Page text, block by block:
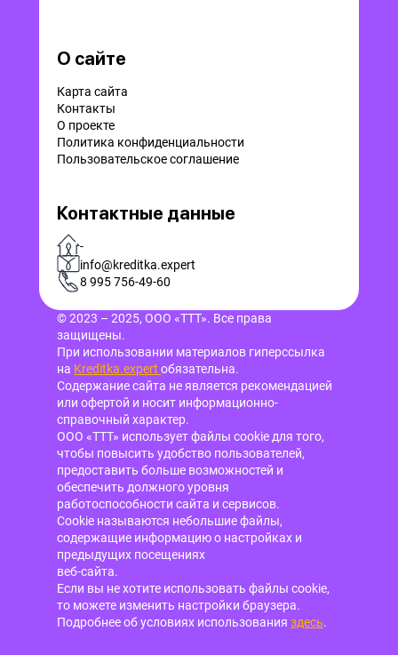
О сайте
Карта сайта
Контакты
О проекте
Политика конфиденциальности
Пользовательское соглашение
Контактные данные
-
info@kreditka.expert
8 995 756-49-60
© 2023 – 2025, ООО «ТТТ». Все права
защищены.
При использовании материалов гиперссылка
на Kreditka.expert обязательна.
Содержание сайта не является рекомендацией
или офертой и носит информационно-
справочный характер.
ООО «ТТТ» использует файлы cookie для того,
чтобы повысить удобство пользователей,
предоставить больше возможностей и
обеспечить должного уровня
работоспособности сайта и сервисов.
Cookie называются небольшие файлы,
содержащие информацию о настройках и
предыдущих посещениях
веб-сайта.
Если вы не хотите использовать файлы cookie,
то можете изменить настройки браузера.
Подробнее об условиях использования здесь.